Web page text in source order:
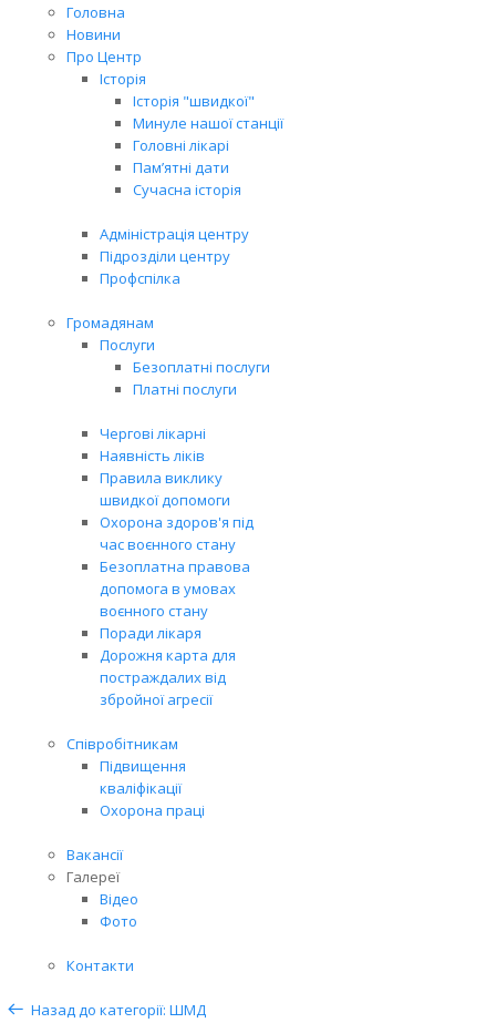
Головна
Новини
Про Центр
Історія
Історія "швидкої"
Минуле нашої станції
Головні лікарі
Пам’ятні дати
Сучасна історія
Адміністрація центру
Підрозділи центру
Профспілка
Громадянам
Послуги
Безоплатні послуги
Платні послуги
Чергові лікарні
Наявність ліків
Правила виклику
швидкої допомоги
Охорона здоров'я під
час воєнного стану
Безоплатна правова
допомога в умовах
воєнного стану
Поради лікаря
Дорожня карта для
постраждалих від
збройної агресії
Співробітникам
Підвищення
кваліфікації
Охорона праці
Вакансії
Галереї
Відео
Фото
Контакти
Назад до категорії: ШМД